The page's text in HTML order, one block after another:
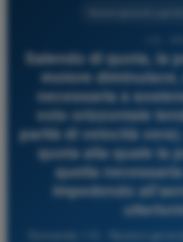
Salendo di quota, la
motore
necessaria a
volo orizzontale
parità di velocità
quota alla quale la
quella
impedendo